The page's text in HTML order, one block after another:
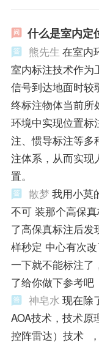
什么是室内定
熊先生 在室内
室内标注技术作为
信号到达地面时较
终标注物体当前所
环境中实现位置标
注、惯导标注等多
注体系，从而实现
置。
散梦 我用小莫
不可 装那个高保
了高保真标注后发
样秒定 中心有次
一下就不能标注了
了给你做下参考吧
神皂水 现在除
AOA技术，技术原
控阵雷达）技术